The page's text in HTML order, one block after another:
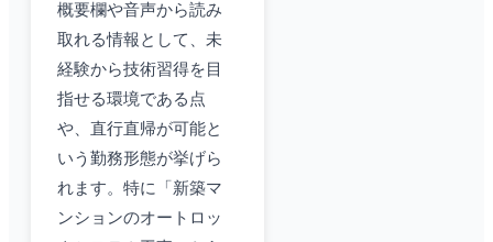
概要欄や音声から読み
取れる情報として、未
経験から技術習得を目
指せる環境である点
や、直行直帰が可能と
いう勤務形態が挙げら
れます。特に「新築マ
ンションのオートロッ